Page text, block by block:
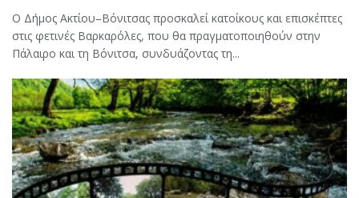
Ο Δήμος Ακτίου–Βόνιτσας προσκαλεί κατοίκους και επισκέπτες
στις φετινές Βαρκαρόλες, που θα πραγματοποιηθούν στην
Πάλαιρο και τη Βόνιτσα, συνδυάζοντας τη...